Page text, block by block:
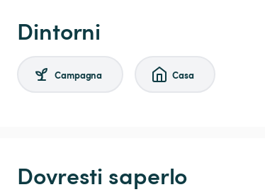
Dintorni
Campagna Casa
Dovresti saperlo